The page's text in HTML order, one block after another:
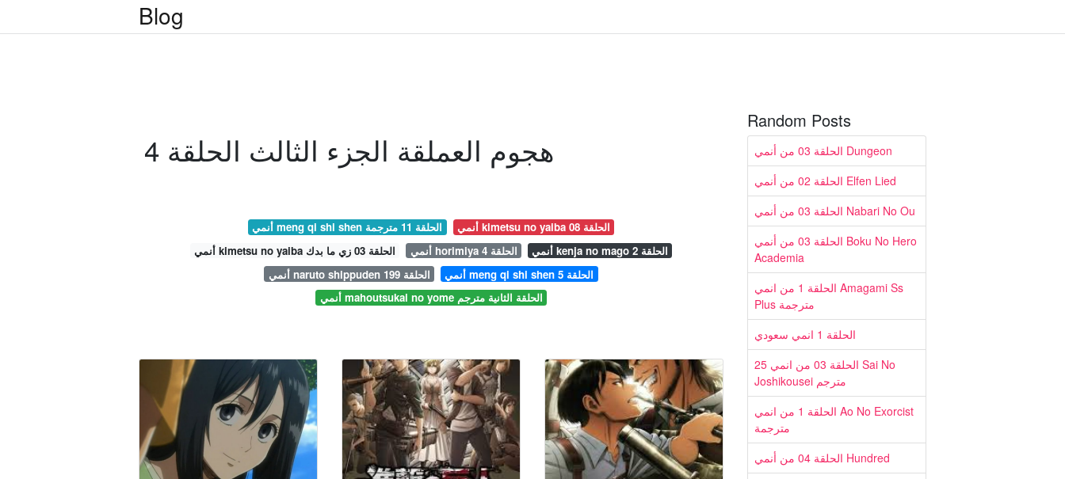
Blog
هجوم العملقة الجزء الثالث الحلقة 4
أنمي meng qi shi shen الحلقة 11 مترجمة
أنمي kimetsu no yaiba الحلقة 08
أنمي kimetsu no yaiba الحلقة 03 زي ما بدك
أنمي horimiya الحلقة 4
أنمي kenja no mago الحلقة 2
أنمي naruto shippuden الحلقة 199
أنمي meng qi shi shen الحلقة 5
أنمي mahoutsukai no yome الحلقة الثانية مترجم
Random Posts
الحلقة 03 من أنمي Dungeon
الحلقة 02 من أنمي Elfen Lied
الحلقة 03 من أنمي Nabari No Ou
الحلقة 03 من أنمي Boku No Hero
Academia
الحلقة 1 من انمي Amagami Ss
Plus مترجمة
الحلقة 1 انمي سعودي
الحلقة 03 من انمي 25 Sai No
Joshikousei مترجم
الحلقة 1 من انمي Ao No Exorcist
مترجمة
الحلقة 04 من أنمي Hundred